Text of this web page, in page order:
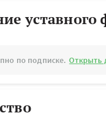
уставного
по подписке. Открыть